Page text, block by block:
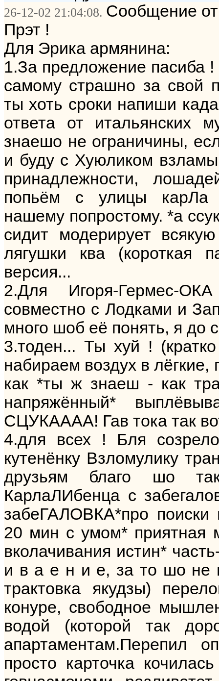
26-12-02 21:04:08. Сообщение
Прэт !
Для Эрика армянина:
1.За предложение пасиба
самому страшно за свой
ты хоть сроки напиши
ответа от итальянских
знаешо не ограничины,
и буду с Хуюликом
принадлежности,
попьём с улицы карЛа
нашему попростому. *а
сидит модерирует
лягушки ква (короткая
версия...
2.Для Игоря-Гермес-
совместно с Лодками и
много шоб её понять, я до
3.тоден... Ты хуй !
набираем воздух в
как *ты ж знаеш - как
напряжённый*
СЦУКАААА! Гав тока так
4.для всех ! Бля
кутенёнку Взломулику
друзьям благо шо
КарлаЛИбенца с
забеГАЛОВКА*про
20 мин с умом* приятная
вколачивания истин*
и в а е н и е, за то шо не
трактовка якудзы)
конуре, свободное
водой (которой так
апартаментам.Перепил
просто карточка